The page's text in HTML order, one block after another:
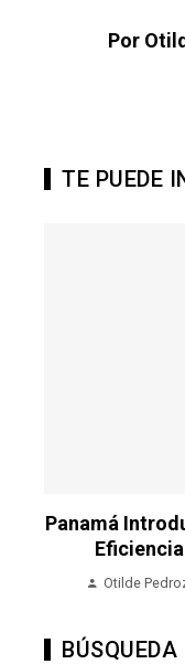
Por
TE PUEDE
Panamá
Otilde
BÚSQUEDA